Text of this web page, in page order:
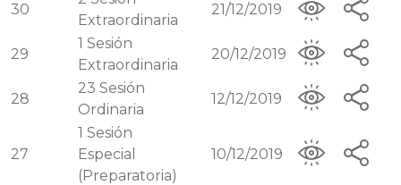
30
Extraordinaria
21/12/2019
29
1 Sesión
Extraordinaria
20/12/2019
28
23 Sesión
Ordinaria
12/12/2019
27
1 Sesión
Especial
(Preparatoria)
10/12/2019